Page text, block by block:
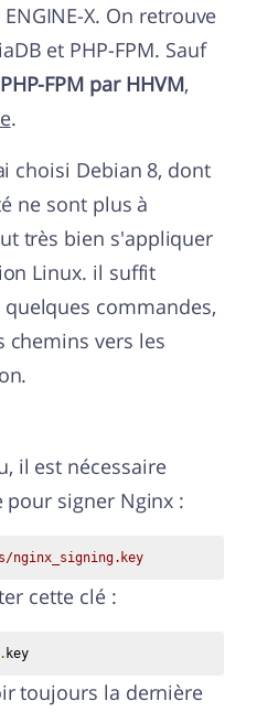
X. On retrouve
et PHP-FPM. Sauf
FPM par HHVM,
.
choisi Debian 8, dont
ne sont plus à
très bien s'appliquer
Linux. il suffit
commandes,
chemins vers les
il est nécessaire
pour signer Nginx :
nginx_signing.key
cette clé :
key
toujours la dernière